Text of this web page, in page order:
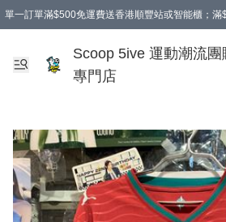
單一訂單滿$500免運費送香港順豐站或智能櫃；
Scoop 5ive 運動潮流團
專門店